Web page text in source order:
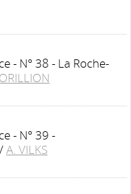
- N° 38 - La Roche-
- N° 39 -
/A. VILKS